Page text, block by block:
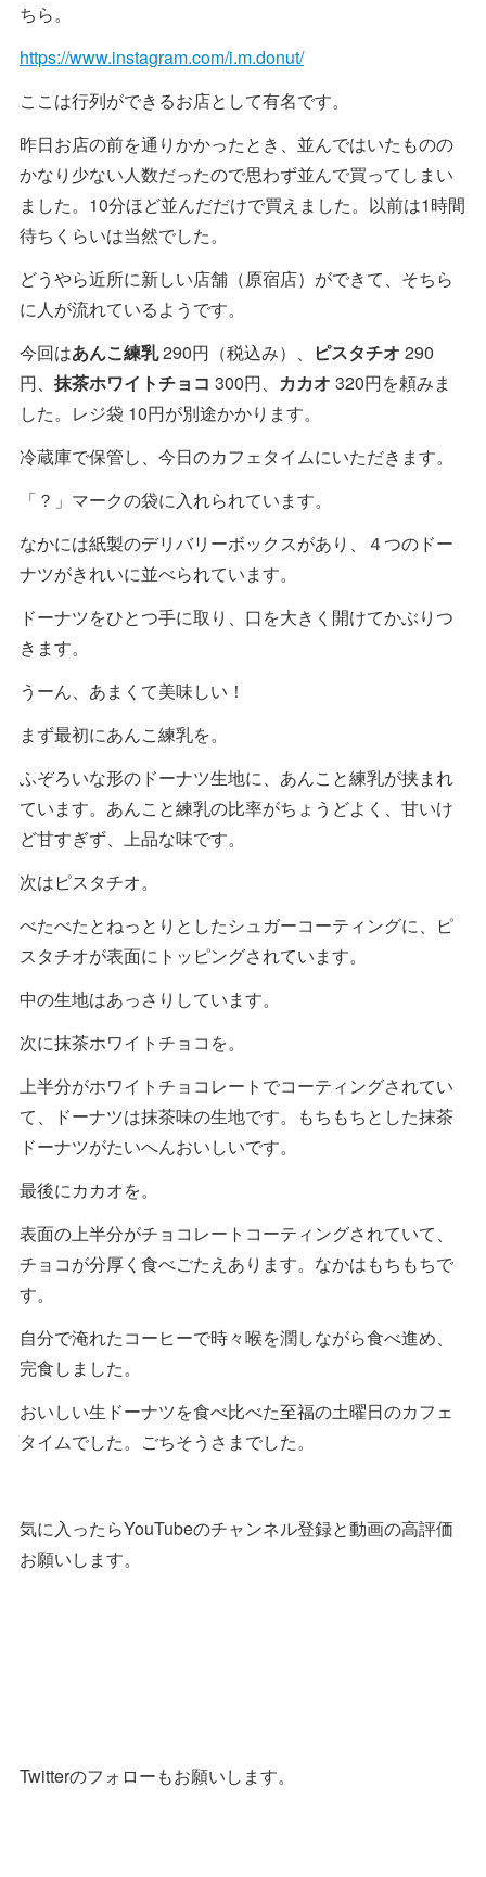
ちら。
https://www.instagram.com/i.m.donut/
ここは行列ができるお店として有名です。
昨日お店の前を通りかかったとき、並んではいたものの
かなり少ない人数だったので思わず並んで買ってしまい
ました。10分ほど並んだだけで買えました。以前は1時間
待ちくらいは当然でした。
どうやら近所に新しい店舗（原宿店）ができて、そちら
に人が流れているようです。
今回はあんこ練乳290円（税込み）、 ピスタチオ 290
円、 抹茶ホワイトチョコ 300円、 カカオ 320円を頼みま
した。レジ袋 10円が別途かかります。
冷蔵庫で保管し、今日のカフェタイムにいただきます。
「？」マークの袋に入れられています。
なかには紙製のデリバリーボックスがあり、４つのドー
ナツがきれいに並べられています。
ドーナツをひとつ手に取り、口を大きく開けてかぶりつ
きます。
うーん、あまくて美味しい！
まず最初にあんこ練乳を。
ふぞろいな形のドーナツ生地に、あんこと練乳が挟まれ
ています。あんこと練乳の比率がちょうどよく、甘いけ
ど甘すぎず、上品な味です。
次はピスタチオ。
べたべたとねっとりとしたシュガーコーティングに、ピ
スタチオが表面にトッピングされています。
中の生地はあっさりしています。
次に抹茶ホワイトチョコを。
上半分がホワイトチョコレートでコーティングされてい
て、ドーナツは抹茶味の生地です。もちもちとした抹茶
ドーナツがたいへんおいしいです。
最後にカカオを。
表面の上半分がチョコレートコーティングされていて、
チョコが分厚く食べごたえあります。なかはもちもちで
す。
自分で淹れたコーヒーで時々喉を潤しながら食べ進め、
完食しました。
おいしい生ドーナツを食べ比べた至福の土曜日のカフェ
タイムでした。ごちそうさまでした。
気に入ったらYouTubeのチャンネル登録と動画の高評価
お願いします。
Twitterのフォローもお願いします。